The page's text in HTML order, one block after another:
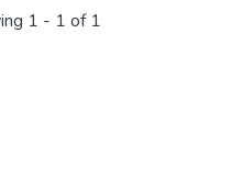
1 - 1 of 1